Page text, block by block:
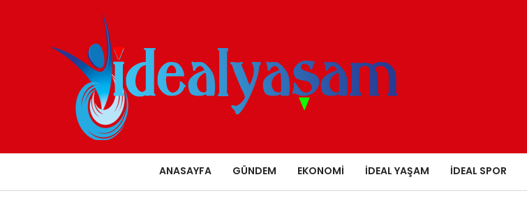
ANASAYFA GÜNDEM EKONOMI İDEAL YAŞAM İDEAL SPOR